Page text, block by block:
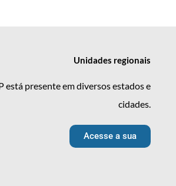
Unidades regionais
está presente em diversos estados e
cidades.
Acesse a sua